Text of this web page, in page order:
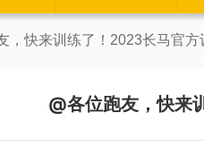
，快来训练了！2023长马官
@各位跑友，快来